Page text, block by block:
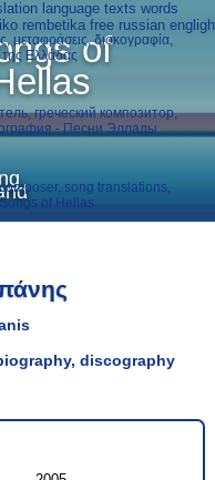
of
discography